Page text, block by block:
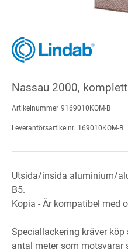
Nassau 2000,
Artikelnummer 9169010KOM-B
Leverantörsartikelnr. 169010KOM-B
Utsida/insida aluminium/
B5.
Kopia - Är kompatibel med
Speciallackering kräver köp
antal meter som motsvarar